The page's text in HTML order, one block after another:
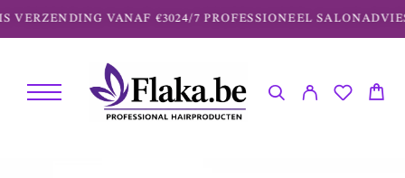
VERZENDING VANAF €3024/7 PROFESSIONEEL SALONADVIES